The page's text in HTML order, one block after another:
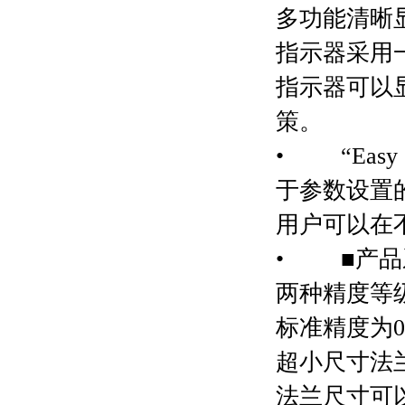
多功能清晰
指示器采用
指示器可以
策。
• “Easy
于参数设置
用户可以在
• ■产
两种精度等
标准精度为
超小尺寸法
法兰尺寸可